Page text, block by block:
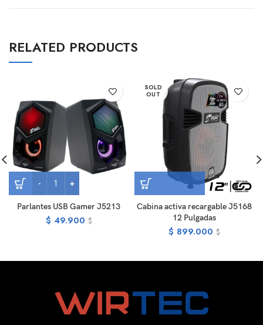
RELATED PRODUCTS
Parlantes USB Gamer J5213
$ 49.900 $
SOLD
OUT
Cabina activa recargable J5168
12 Pulgadas
$ 899.000 $